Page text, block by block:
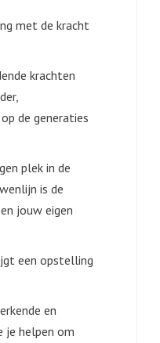
met de kracht
krachten
de generaties
plek in de
is de
jouw eigen
een opstelling
en
je helpen om